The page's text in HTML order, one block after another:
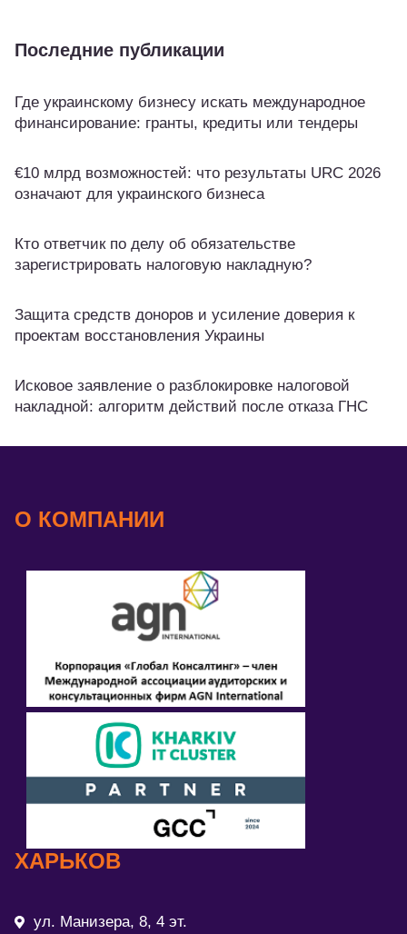
Последние публикации
Где украинскому бизнесу искать международное
финансирование: гранты, кредиты или тендеры
€10 млрд возможностей: что результаты URC 2026
означают для украинского бизнеса
Кто ответчик по делу об обязательстве
зарегистрировать налоговую накладную?
Защита средств доноров и усиление доверия к
проектам восстановления Украины
Исковое заявление о разблокировке налоговой
накладной: алгоритм действий после отказа ГНС
О КОМПАНИИ
ХАРЬКОВ
ул. Манизера, 8, 4 эт.